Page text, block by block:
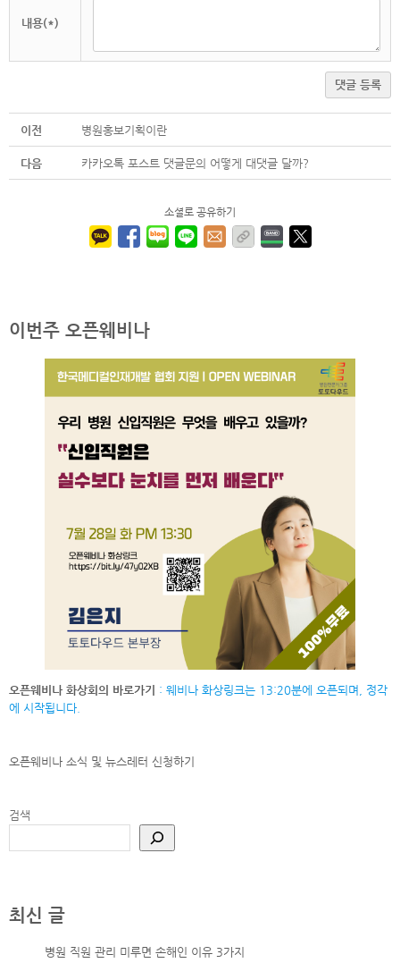
내용(*)
댓글 등록
이전 병원홍보기획이란
다음 카카오톡 포스트 댓글문의 어떻게 대댓글 달까?
소셜로 공유하기
이번주 오픈웨비나
오픈웨비나 화상회의 바로가기 : 웨비나 화상링크는 13:20분에 오픈되며, 정각
에 시작됩니다.
오픈웨비나 소식 및 뉴스레터 신청하기
검색
최신 글
병원 직원 관리 미루면 손해인 이유 3가지